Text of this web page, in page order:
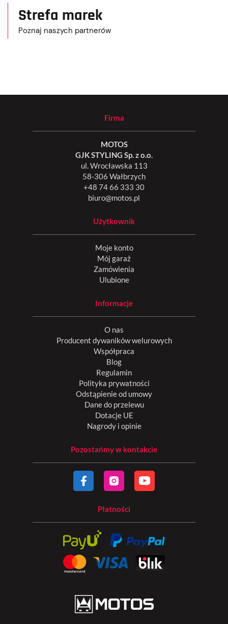
Strefa marek
Poznaj naszych partnerów
Firma
MOTOS
GJK STYLING Sp. z o.o.
ul. Wrocławska 113
58-306 Wałbrzych
+48 74 66 333 30
biuro@motos.pl
Użytkownik
Moje konto
Mój garaż
Zamówienia
Ulubione
Informacje
O nas
Producent dywaników welurowych
Współpraca
Blog
Regulamin
Polityka prywatności
Odstąpienie od umowy
Dane do przelewu
Dotacje UE
Nagrody i opinie
Pozostańmy w kontakcie
Płatności